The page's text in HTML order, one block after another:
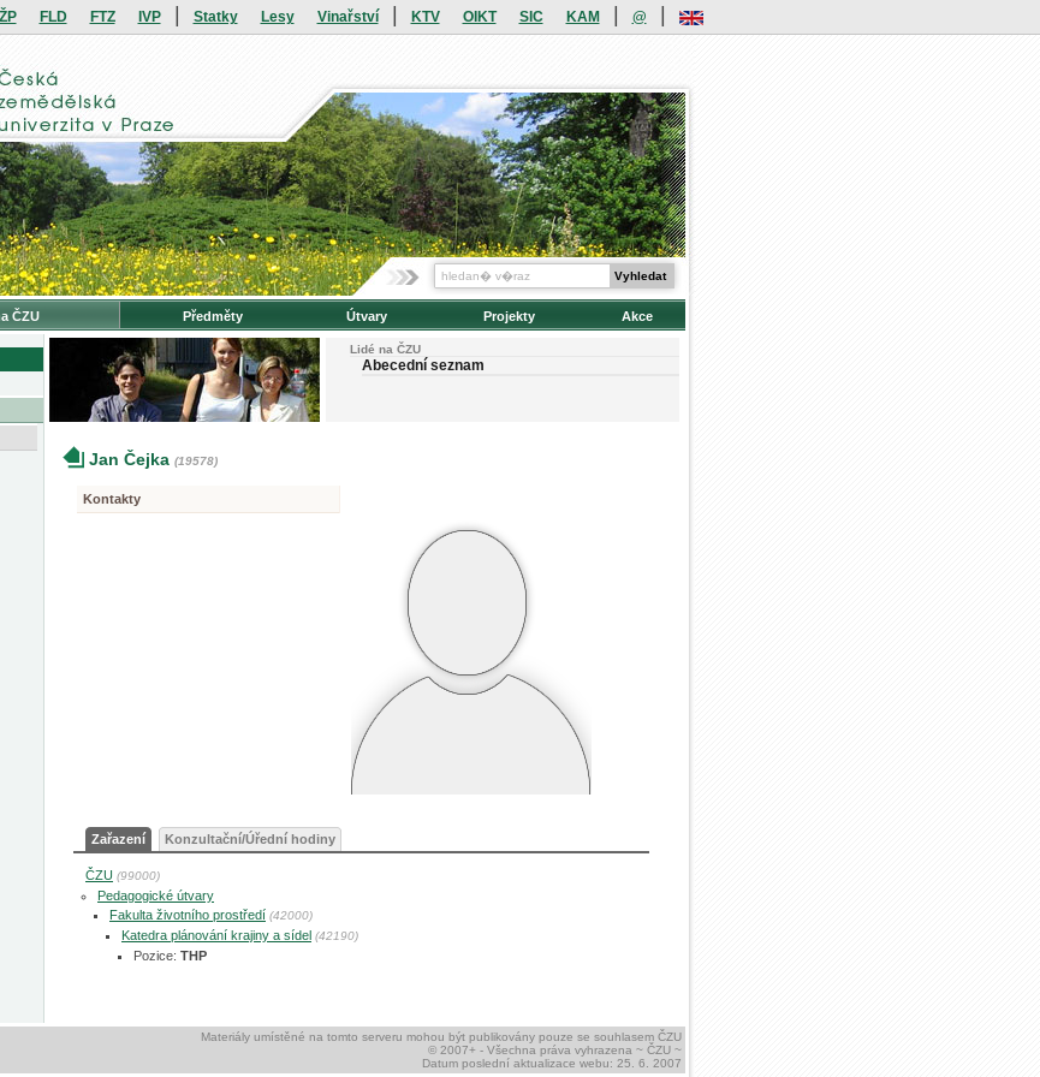
FLD FTZ IVP Statky Lesy Vinařství KTV OIKT SIC KAM @
ČZU Předměty Útvary Projekty Akce
Lidé na ČZU
Abecední seznam
Jan Čejka (19578)
Kontakty
Zařazení Konzultační/Úřední hodiny
ČZU (99000)
Pedagogické útvary
Fakulta životního prostředí (42000)
Katedra plánování krajiny a sídel (42190)
Pozice: THP
Materiály umístěné na tomto serveru mohou být publikovány pouze se souhlasem ČZU
© 2007+ - Všechna práva vyhrazena ~ ČZU ~
Datum poslední aktualizace webu: 25. 6. 2007